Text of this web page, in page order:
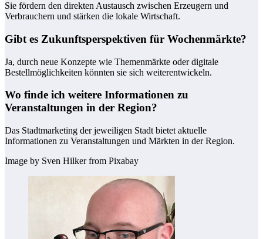
Sie fördern den direkten Austausch zwischen Erzeugern und
Verbrauchern und stärken die lokale Wirtschaft.
Gibt es Zukunftsperspektiven für Wochenmärkte?
Ja, durch neue Konzepte wie Themenmärkte oder digitale
Bestellmöglichkeiten könnten sie sich weiterentwickeln.
Wo finde ich weitere Informationen zu
Veranstaltungen in der Region?
Das Stadtmarketing der jeweiligen Stadt bietet aktuelle
Informationen zu Veranstaltungen und Märkten in der Region.
Image by Sven Hilker from Pixabay